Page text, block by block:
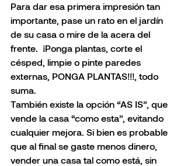
Para dar esa primera impresión tan
importante, pase un rato en el jardín
de su casa o mire de la acera del
frente.  ¡Ponga plantas, corte el
césped, limpie o pinte paredes
externas, PONGA PLANTAS!!!, todo
suma.
También existe la opción “AS IS”, que
vende la casa “como esta”, evitando
cualquier mejora. Si bien es probable
que al final se gaste menos dinero,
vender una casa tal como está, sin